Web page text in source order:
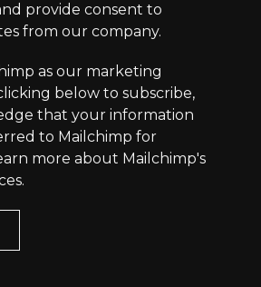
provide consent to
from our company.
as our marketing
below to subscribe,
that your information
to Mailchimp for
more about Mailchimp's